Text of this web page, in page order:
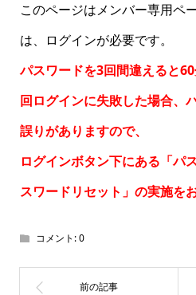
このページはメンバー専用ペ
は、ログインが必要です。
パスワードを3回間違えると
回ログインに失敗した場合、
誤りがありますので、
ログインボタン下にある「パ
スワードリセット 」の実施を
コメント:0